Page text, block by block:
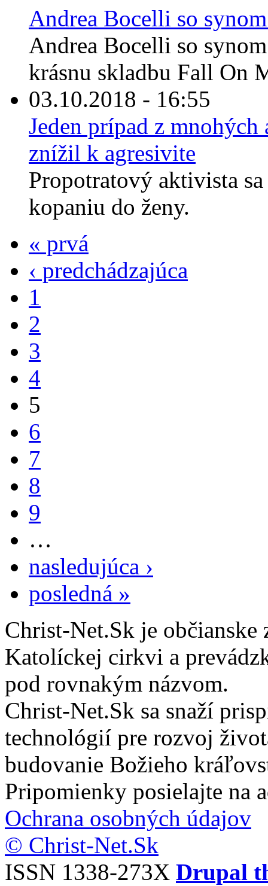
Andrea Bocelli so
Andrea Bocelli so
krásnu skladbu Fall On
03.10.2018 - 16:55
Jeden prípad z
znížil k agresivite
Propotratový aktivista
kopaniu do ženy.
« prvá
‹ predchádzajúca
1
2
3
4
5
6
7
8
9
…
nasledujúca ›
posledná »
Christ-Net.Sk je
Katolíckej cirkvi a
pod rovnakým názvom.
Christ-Net.Sk sa snaží
technológií pre rozvoj
budovanie Božieho
Pripomienky posielajte na
Ochrana osobných údajov
© Christ-Net.Sk
ISSN 1338-273X Drupal